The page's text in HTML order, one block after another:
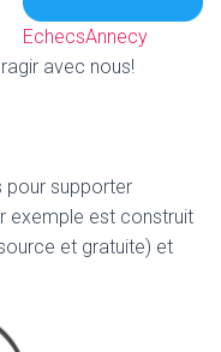
EchecsAnnecy
avec nous!
pour supporter
exemple est construit
et gratuite) et